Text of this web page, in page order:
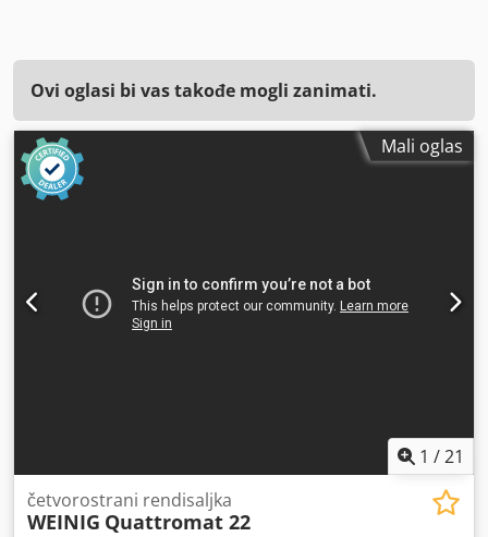
Ovi oglasi bi vas takođe mogli zanimati.
Mali oglas
1 /21
četvorostrani rendisaljka
WEINIG Quattromat 22